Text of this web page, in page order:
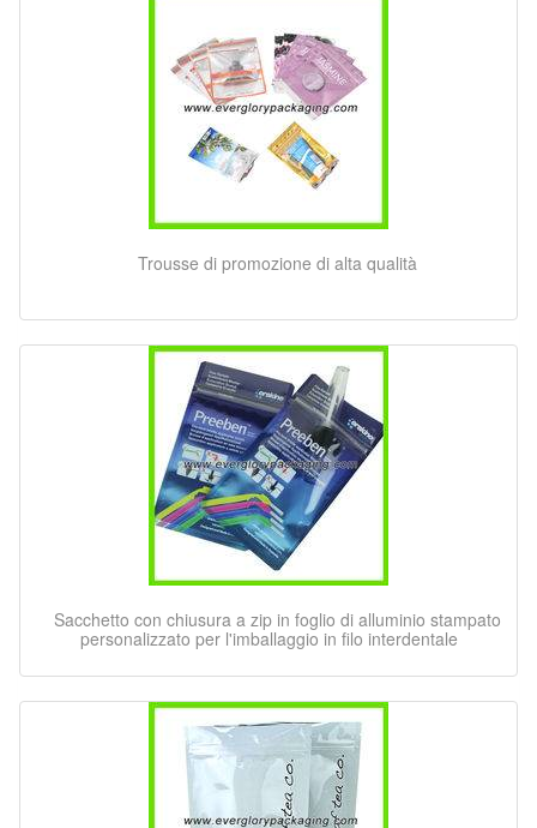
Trousse di promozione di alta qualità
Sacchetto con chiusura a zip in foglio di alluminio stampato
personalizzato per l'imballaggio in filo interdentale